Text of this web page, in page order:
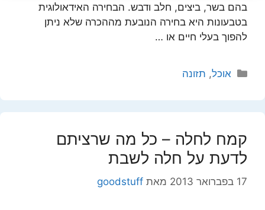
בהם בשר, ביצים, חלב ודבש. הבחירה האידאולוגית
בטבעונות היא בחירה הנובעת מההכרה שלא ניתן
להפוך בעלי חיים או …
קטגוריות
אוכל, תזונה
קמח לחלה – כל מה שרציתם
לדעת על חלה לשבת
17 בפברואר 2013 מאת goodstuff